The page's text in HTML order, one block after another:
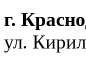
г.
ул.